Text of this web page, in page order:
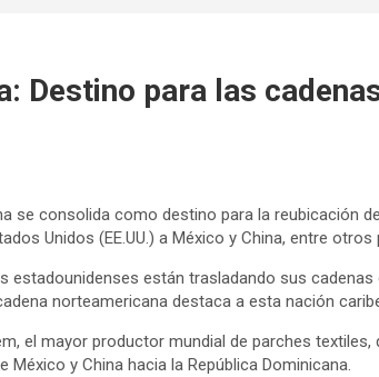
Destino para las
se consolida como destino para la reubicación
Unidos (EE.UU.) a México y China, entre otros
estadounidenses están trasladando sus
norteamericana destaca a esta nación
el mayor productor mundial de parches textiles,
y China hacia la República Dominicana.